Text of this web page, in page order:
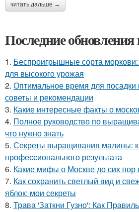
читать дальше →
Последние обновления
1. Беспроигрышные сорта
для высокого урожая
2. Оптимальное время для
советы и рекомендации
3. Какие интересные факты о
4. Полное руководство по
что нужно знать
5. Секреты выращивания малины:
профессионального результата
6. Какие мифы о Москве до сих пор
7. Как сохранить светлый вид и
яблок: мои секреты
8. Трава 'Заткни Гузно': Как